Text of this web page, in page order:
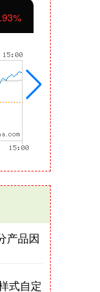
产品因
式自定